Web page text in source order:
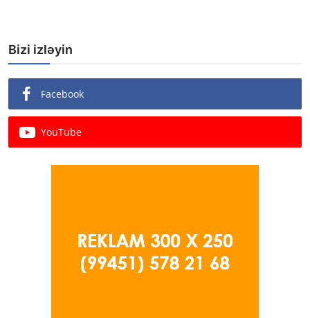
Bizi izləyin
Facebook
YouTube